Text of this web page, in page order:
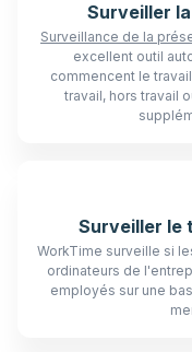
Surveiller
Surveillance de la
excellent outil
commencent le
travail, hors travail
Surveiller le
WorkTime surveille si
ordinateurs de
employés sur une